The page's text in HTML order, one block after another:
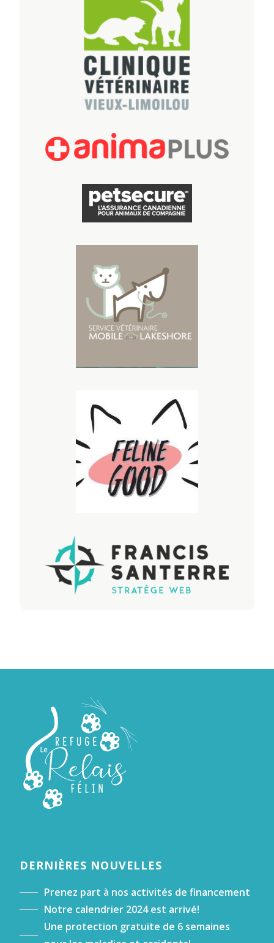
DERNIÈRES NOUVELLES
Prenez part à nos activités de financement
Notre calendrier 2024 est arrivé!
Une protection gratuite de 6 semaines